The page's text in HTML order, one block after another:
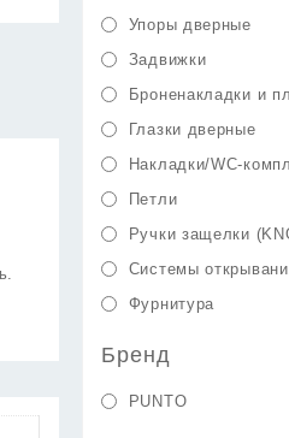
Упоры дверные
Задвижки
Броненакладки и
Глазки дверные
Накладки/WC-
Петли
Ручки защелки
Системы
Фурнитура
Бренд
PUNTO